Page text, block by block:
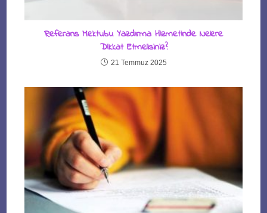
Referans Mektubu Yazdırma Hizmetinde Nelere
Dikkat Etmelisiniz?
21 Temmuz 2025